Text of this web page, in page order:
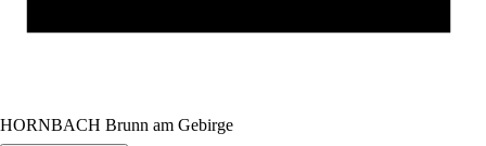
HORNBACH Brunn am Gebirge